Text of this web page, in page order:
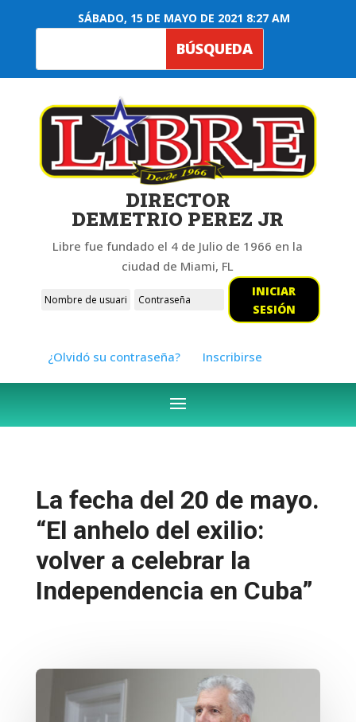
SÁBADO, 15 DE MAYO DE 2021 8:27 AM
DIRECTOR
DEMETRIO PEREZ JR
Libre fue fundado el 4 de Julio de 1966 en la
ciudad de Miami, FL
INICIAR
SESIÓN
¿Olvidó su contraseña? Inscribirse
La fecha del 20 de mayo.
“El anhelo del exilio:
volver a celebrar la
Independencia en Cuba”